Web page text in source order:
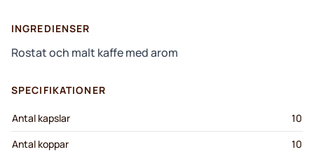
INGREDIENSER
Rostat och malt kaffe med arom
SPECIFIKATIONER
Antal kapslar
10
Antal koppar
10